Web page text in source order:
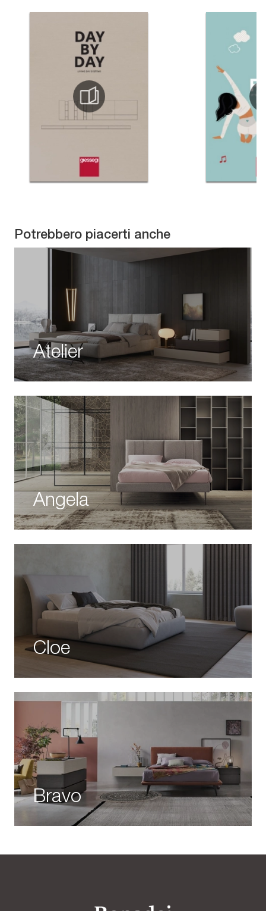
Potrebbero piacerti anche
Atelier
Angela
Cloe
Bravo